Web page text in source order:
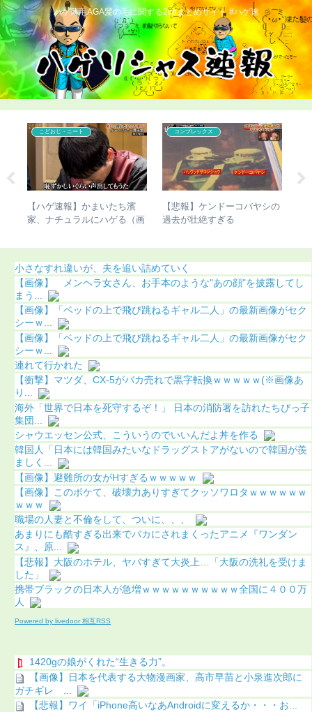
ハゲ薄毛AGA髪の毛に関する2chまとめサイト #ハゲ速
コンプレックス
【ハゲ速報】市原隼人さん、
また髪の毛がなくなってしま
コンプレックス
【ハゲ速報】植毛手術を受け
て「人生が変わった」人がこ
小さなすれ違いが、夫を追い詰めていく
【画像】 メンヘラ女さん、お手本のような"あの顔"を披露してし
まう...
【画像】「ベッドの上で飛び跳ねるギャル二人」の最新画像がセク
シーｗ...
【画像】「ベッドの上で飛び跳ねるギャル二人」の最新画像がセク
シーｗ...
連れて行かれた
【衝撃】マツダ、CX-5がバカ売れで黒字転換ｗｗｗｗｗ(※画像あ
り...
海外「世界で日本を死守するぞ！」 日本の消防署を訪れたちびっ子
集団...
シャウエッセン公式、こういうのでいいんだよ丼を作る
韓国人「日本には韓国みたいなドラッグストアがないので韓国が羨
ましく...
【画像】避難所の女がHすぎるｗｗｗｗｗ
【画像】このボケて、破壊力ありすぎてクッソワロタｗｗｗｗｗｗ
ｗｗｗ
職場の人妻と不倫をして、ついに、、、
あまりにも酷すぎる出来でバカにされまくったアニメ『ワンダン
ス』、原...
【悲報】大阪のホテル、ヤバすぎて大炎上…「大阪の洗礼を受けま
した」
携帯ブラックの日本人が急増ｗｗｗｗｗｗｗｗｗｗ全国に４００万
人
Powered by livedoor 相互RSS
1420gの娘がくれた“生きる力”。
【画像】日本を代表する大物漫画家、高市早苗と小泉進次郎に
ガチギレ ...
【悲報】ワイ「iPhone高いなあAndroidに変えるか・・・お...